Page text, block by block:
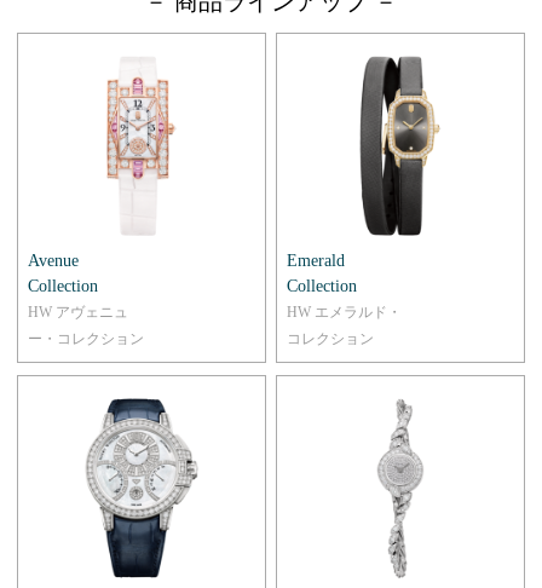
Avenue
Collection
HW アヴェニュ
ー・コレクション
Emerald
Collection
HW エメラルド・
コレクション